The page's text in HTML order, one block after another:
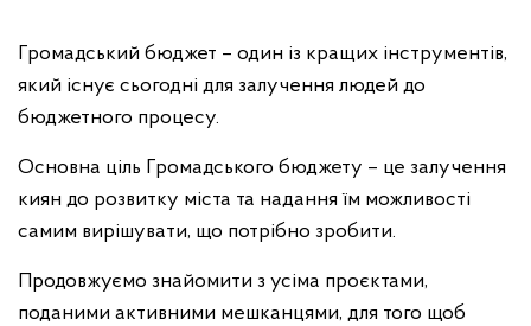
Громадський бюджет – один із кращих інструментів,
який існує сьогодні для залучення людей до
бюджетного процесу.
Основна ціль Громадського бюджету – це залучення
киян до розвитку міста та надання їм можливості
самим вирішувати, що потрібно зробити.
Продовжуємо знайомити з усіма проєктами,
поданими активними мешканцями, для того щоб